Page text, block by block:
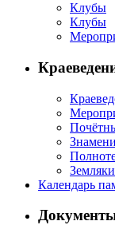
Клубы
Клубы
Календарь